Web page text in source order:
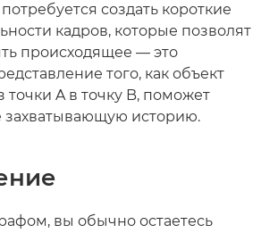
создать короткие
кадров, которые позволят
происходящее — это
того, как объект
точки A в точку B, поможет
захватывающую историю.
вы обычно остаетесь